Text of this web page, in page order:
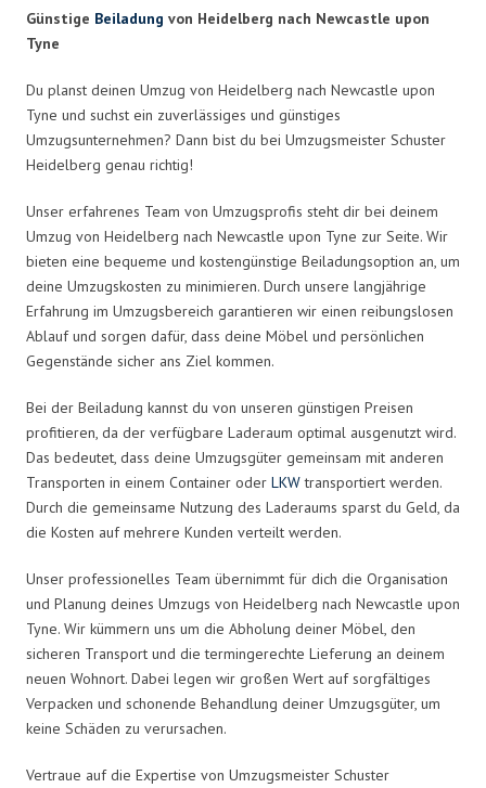
Günstige Beiladung von Heidelberg nach Newcastle upon
Tyne
Du planst deinen Umzug von Heidelberg nach Newcastle upon
Tyne und suchst ein zuverlässiges und günstiges
Umzugsunternehmen? Dann bist du bei Umzugsmeister Schuster
Heidelberg genau richtig!
Unser erfahrenes Team von Umzugsprofis steht dir bei deinem
Umzug von Heidelberg nach Newcastle upon Tyne zur Seite. Wir
bieten eine bequeme und kostengünstige Beiladungsoption an, um
deine Umzugskosten zu minimieren. Durch unsere langjährige
Erfahrung im Umzugsbereich garantieren wir einen reibungslosen
Ablauf und sorgen dafür, dass deine Möbel und persönlichen
Gegenstände sicher ans Ziel kommen.
Bei der Beiladung kannst du von unseren günstigen Preisen
profitieren, da der verfügbare Laderaum optimal ausgenutzt wird.
Das bedeutet, dass deine Umzugsgüter gemeinsam mit anderen
Transporten in einem Container oder LKWtransportiert werden.
Durch die gemeinsame Nutzung des Laderaums sparst du Geld, da
die Kosten auf mehrere Kunden verteilt werden.
Unser professionelles Team übernimmt für dich die Organisation
und Planung deines Umzugs von Heidelberg nach Newcastle upon
Tyne. Wir kümmern uns um die Abholung deiner Möbel, den
sicheren Transport und die termingerechte Lieferung an deinem
neuen Wohnort. Dabei legen wir großen Wert auf sorgfältiges
Verpacken und schonende Behandlung deiner Umzugsgüter, um
keine Schäden zu verursachen.
Vertraue auf die Expertise von Umzugsmeister Schuster